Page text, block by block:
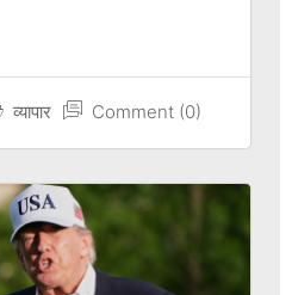
व्यापार Comment (0)